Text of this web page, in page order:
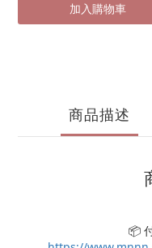
加入購物車
商品描述
📦